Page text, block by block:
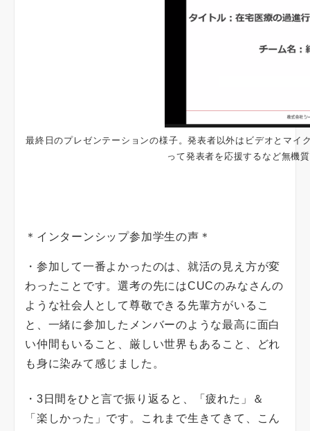
最終日のプレゼンテーションの様子。発表者以外はビデオとマ
って発表者を応援するなど無機
＊インターンシップ参加学生の声＊
・参加して一番よかったのは、就活の見え方が変
わったことです。選考の先にはCUCのみなさんの
ような社会人として尊敬できる先輩方がいるこ
と、一緒に参加したメンバーのような最高に面白
い仲間もいること、厳しい世界もあること、どれ
も身に染みて感じました。
・3日間をひと言で振り返ると、「疲れた」＆
「楽しかった」です。これまで生きてきて、こん